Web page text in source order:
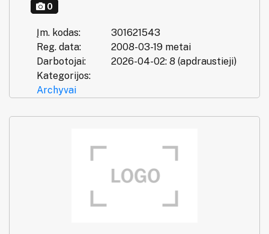
0
Įm. kodas:
301621543
Reg. data:
2008-03-19 metai
Darbotojai:
2026-04-02: 8 (apdraustieji)
Kategorijos:
Archyvai